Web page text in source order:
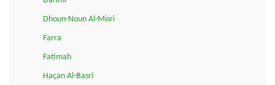
Dhoun-Noun Al-Misri
Farra
Fatimah
Haçan Al-Basri